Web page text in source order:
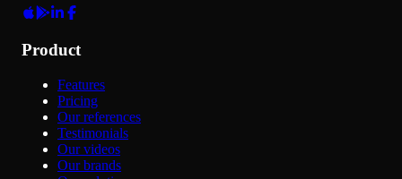
Product
Features
Pricing
Our references
Testimonials
Our videos
Our brands